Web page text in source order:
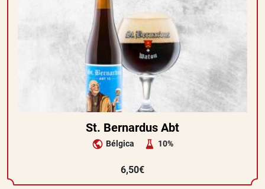
St. Bernardus Abt
Bélgica 10%
6,50€